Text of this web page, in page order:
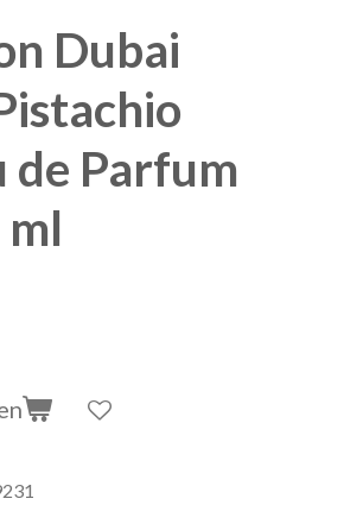
Dubai
de Parfum